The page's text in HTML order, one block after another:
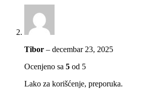
Tibor – decembar 23, 2025
Ocenjeno sa 5 od 5
Lako za korišćenje, preporuka.